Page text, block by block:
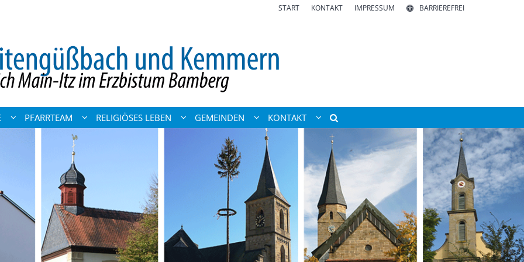
START KONTAKT IMPRESSUM BARRIEREFREI
PFARRTEAM RELIGIÖSES LEBEN GEMEINDEN KONTAKT